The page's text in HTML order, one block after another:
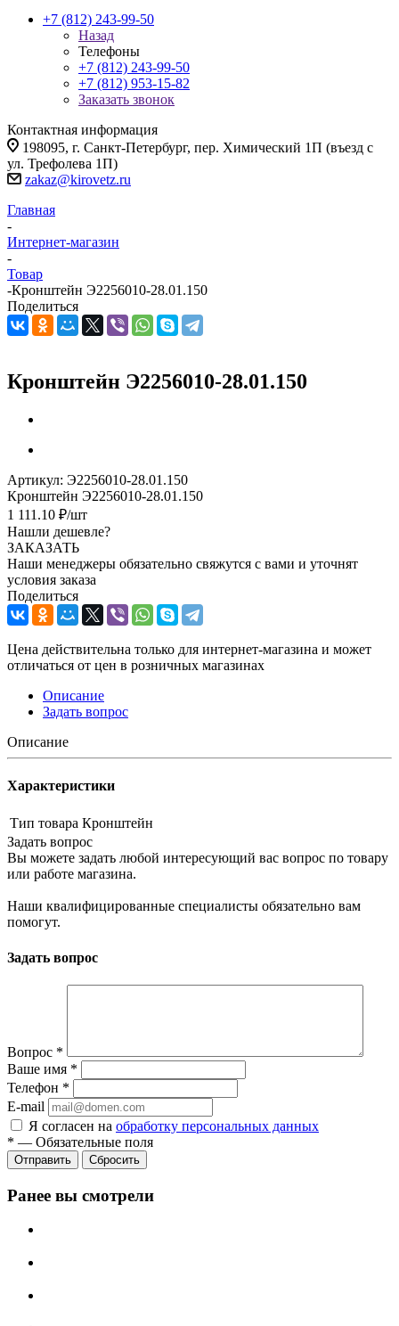
+7 (812) 243-99-50
Назад
Телефоны
+7 (812) 243-99-50
+7 (812) 953-15-82
Заказать звонок
Контактная информация
198095, г. Санкт-Петербург, пер. Химический 1П (въезд с
ул. Трефолева 1П)
zakaz@kirovetz.ru
Главная
-
Интернет-магазин
-
Товар
-Кронштейн Э2256010-28.01.150
Поделиться
Кронштейн Э2256010-28.01.150
Артикул: Э2256010-28.01.150
Кронштейн Э2256010-28.01.150
1 111.10 ₽/шт
Нашли дешевле?
ЗАКАЗАТЬ
Наши менеджеры обязательно свяжутся с вами и уточнят
условия заказа
Поделиться
Цена действительна только для интернет-магазина и может
отличаться от цен в розничных магазинах
Описание
Задать вопрос
Описание
Характеристики
Тип товара Кронштейн
Задать вопрос
Вы можете задать любой интересующий вас вопрос по товару
или работе магазина.
Наши квалифицированные специалисты обязательно вам
помогут.
Задать вопрос
Вопрос *
Ваше имя *
Телефон *
E-mail
Я согласен на обработку персональных данных
* — Обязательные поля
Сбросить
Ранее вы смотрели